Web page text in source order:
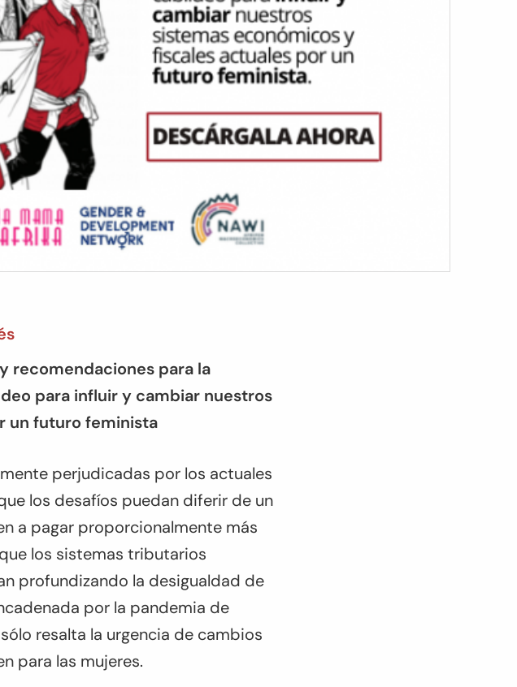
recomendaciones para la
para influir y cambiar nuestros
un futuro feminista
perjudicadas por los actuales
los desafíos puedan diferir de un
a pagar proporcionalmente más
los sistemas tributarios
profundizando la desigualdad de
por la pandemia de
resalta la urgencia de cambios
para las mujeres.